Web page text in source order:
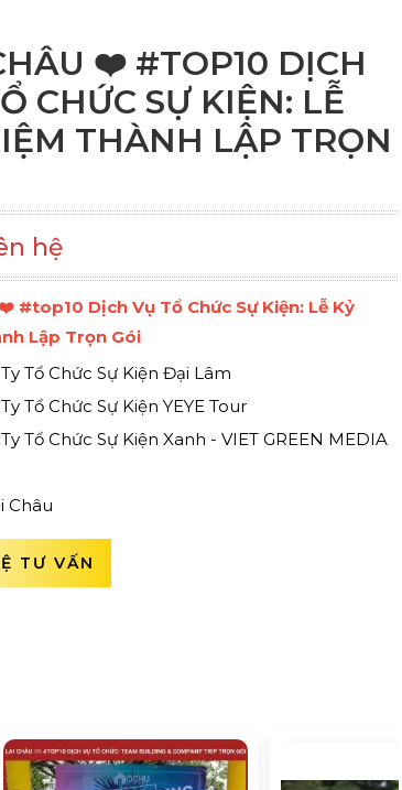
❤️️ #TOP10 DỊCH
CHỨC SỰ KIỆN: LỄ
THÀNH LẬP TRỌN
hệ
#top10 Dịch Vụ Tổ Chức Sự Kiện: Lễ Kỷ
Lập Trọn Gói
Tổ Chức Sự Kiện Đại Lâm
Tổ Chức Sự Kiện YEYE Tour
Tổ Chức Sự Kiện Xanh - VIET GREEN MEDIA
Châu
TƯ VẤN